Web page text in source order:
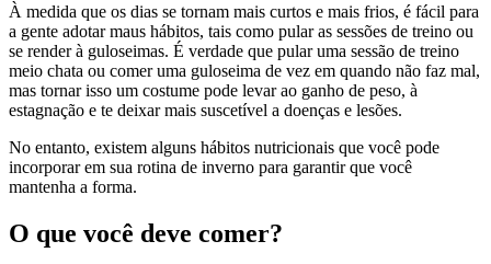
À medida que os dias se tornam mais curtos e mais frios, é fácil para
a gente adotar maus hábitos, tais como pular as sessões de treino ou
se render à guloseimas. É verdade que pular uma sessão de treino
meio chata ou comer uma guloseima de vez em quando não faz mal,
mas tornar isso um costume pode levar ao ganho de peso, à
estagnação e te deixar mais suscetível a doenças e lesões.
No entanto, existem alguns hábitos nutricionais que você pode
incorporar em sua rotina de inverno para garantir que você
mantenha a forma.
O que você deve comer?